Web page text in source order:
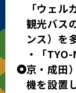
「ウェル
観光バス
ンス）を
・「
京・成田
機を設置